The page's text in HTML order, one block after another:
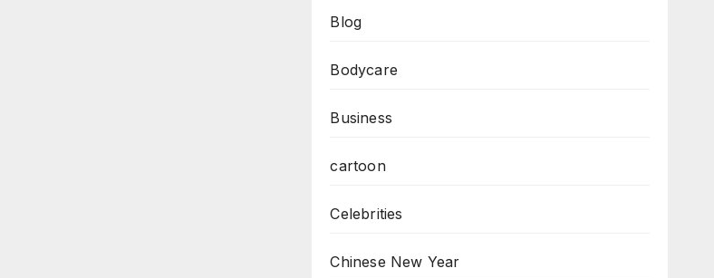
Blog
Bodycare
Business
cartoon
Celebrities
Chinese New Year